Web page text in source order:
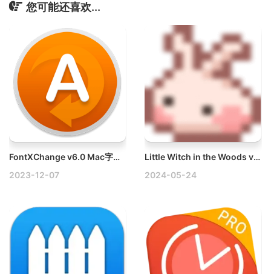
您可能还喜欢...
FontXChange v6.0 Mac字体格式转换工具
2023-12-07
Little Witch in the Woods v4.1.3.0 Mac林中小女巫
2024-05-24